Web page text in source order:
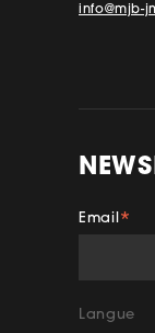
info@mjb-
Email *
Langue